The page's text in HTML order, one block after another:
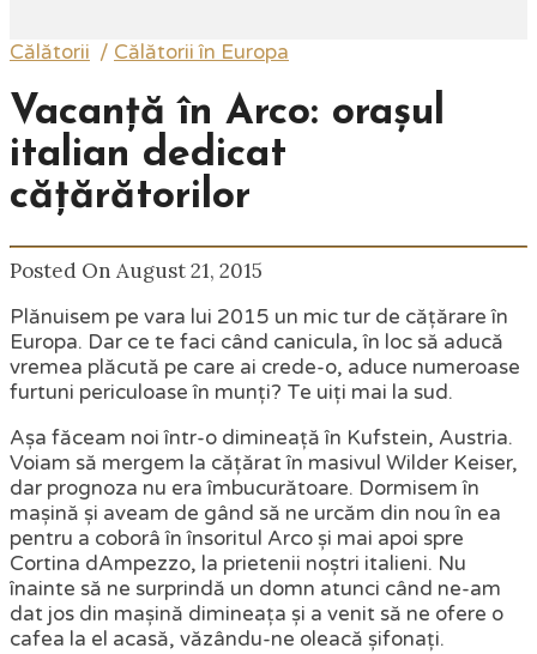
Călătorii / Călătorii în Europa
Vacanță în Arco: orașul
italian dedicat
cățărătorilor
Posted On August 21, 2015
Plănuisem pe vara lui 2015 un mic tur de cățărare în
Europa. Dar ce te faci când canicula, în loc să aducă
vremea plăcută pe care ai crede-o, aduce numeroase
furtuni periculoase în munți? Te uiți mai la sud.
Așa făceam noi într-o dimineață în Kufstein, Austria.
Voiam să mergem la cățărat în masivul Wilder Keiser,
dar prognoza nu era îmbucurătoare. Dormisem în
mașină și aveam de gând să ne urcăm din nou în ea
pentru a coborâ în însoritul Arco și mai apoi spre
Cortina dAmpezzo, la prietenii noștri italieni. Nu
înainte să ne surprindă un domn atunci când ne-am
dat jos din mașină dimineața și a venit să ne ofere o
cafea la el acasă, văzându-ne oleacă șifonați.